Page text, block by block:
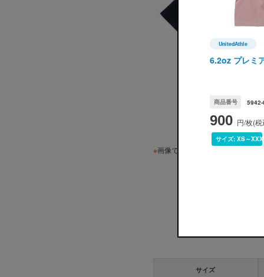
ﾃﾞｨｰﾌﾟﾈｲﾋﾞｰ
※画像ですので実際の色味とは若
サイズ
UnitedAthle
UnitedAthle(
6.2oz プレミ
商品番号
900 円/枚(
サイズ: XS～